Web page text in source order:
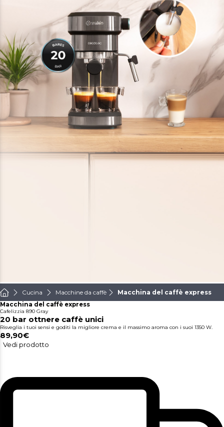
Cucina Macchine da caffè Macchina del caffè express
Macchina del caffè express
Cafelizzia 890 Gray
20 bar ottnere caffè unici
Risveglia i tuoi sensi e goditi la migliore crema e il massimo aroma con i suoi 1350 W.
89,90€
Vedi prodotto